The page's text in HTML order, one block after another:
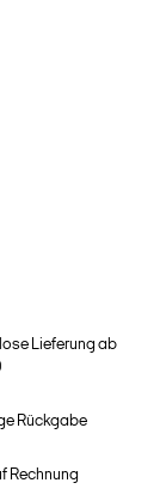
Lieferung ab
Rückgabe
Rechnung